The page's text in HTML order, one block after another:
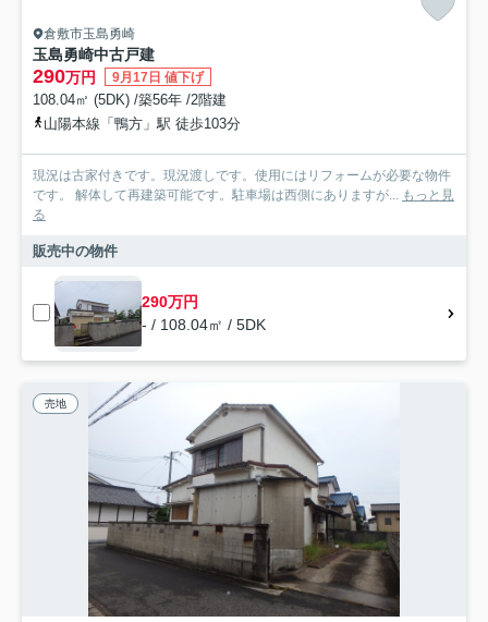
倉敷市玉島勇崎
玉島勇崎中古戸建
290万円 9月17日 値下げ
108.04㎡ (5DK) /築56年 /2階建
山陽本線「鴨方」駅 徒歩103分
現況は古家付きです。現況渡しです。使用にはリフォームが必要な物件
です。 解体して再建築可能です。駐車場は西側にありますが... もっと見
る
販売中の物件
290万円
- / 108.04㎡ / 5DK
売地